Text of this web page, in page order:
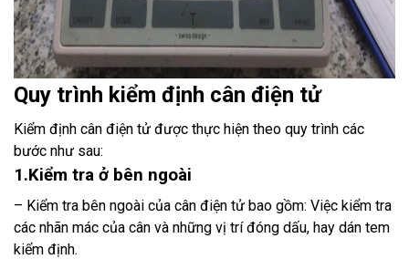
Quy trình kiểm định cân điện tử
Kiểm định cân điện tử được thực hiện theo quy trình các
bước như sau:
1.Kiểm tra ở bên ngoài
– Kiểm tra bên ngoài của cân điện tử bao gồm: Việc kiểm tra
các nhãn mác của cân và những vị trí đóng dấu, hay dán tem
kiểm định.